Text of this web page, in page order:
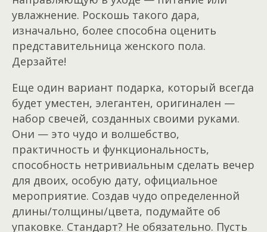
увлажнение. Роскошь такого дара,
изначально, более способна оценить
представительница женского пола.
Дерзайте!
Еще один вариант подарка, который всегда
будет уместен, элегантен, оригинален —
набор свечей, созданных своими руками.
Они — это чудо и волшебство,
практичность и функциональность,
способность нетривиальным сделать вечер
для двоих, особую дату, официальное
мероприятие. Создав чудо определенной
длины/толщины/цвета, подумайте об
упаковке. Стандарт? Не обязательно. Пусть